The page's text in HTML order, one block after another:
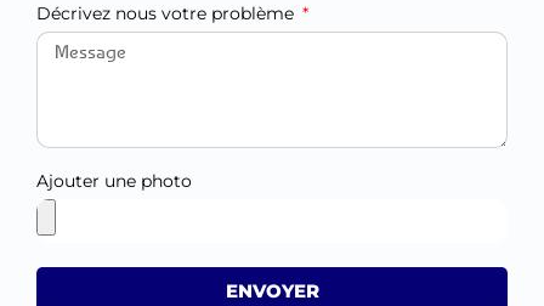
Décrivez nous votre problème
Ajouter une photo
ENVOYER